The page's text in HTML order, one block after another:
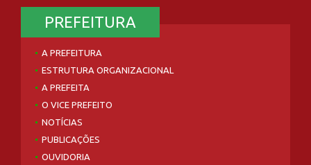
PREFEITURA
A PREFEITURA
ESTRUTURA ORGANIZACIONAL
A PREFEITA
O VICE PREFEITO
NOTÍCIAS
PUBLICAÇÕES
OUVIDORIA